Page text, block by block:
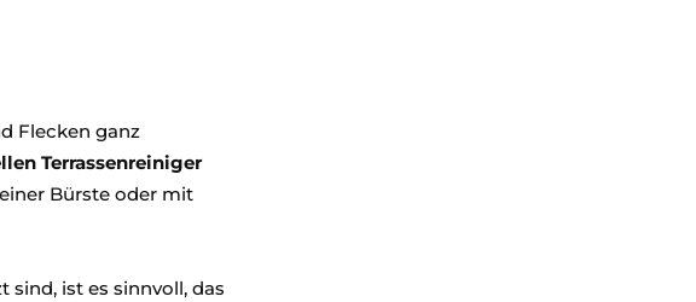
Flecken ganz
Terrassenreiniger
Bürste oder mit
sind, ist es sinnvoll, das